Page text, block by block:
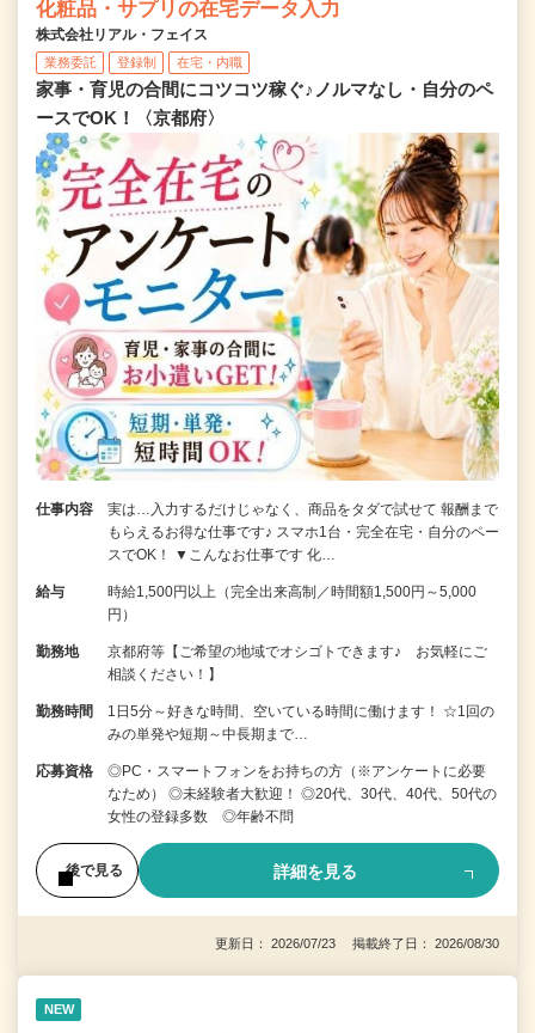
化粧品・サプリの在宅データ入力
株式会社リアル・フェイス
業務委託 登録制 在宅・内職
家事・育児の合間にコツコツ稼ぐ♪ノルマなし・自分のペ
ースでOK！〈京都府〉
仕事内容
実は…入力するだけじゃなく、商品をタダで試せて 報酬まで
もらえるお得な仕事です♪ スマホ1台・完全在宅・自分のペー
スでOK！ ▼こんなお仕事です 化…
給与
時給1,500円以上（完全出来高制／時間額1,500円～5,000
円）
勤務地
京都府等【ご希望の地域でオシゴトできます♪ お気軽にご
相談ください！】
勤務時間
1日5分～好きな時間、空いている時間に働けます！ ☆1回の
みの単発や短期～中長期まで…
応募資格
◎PC・スマートフォンをお持ちの方（※アンケートに必要
なため） ◎未経験者大歓迎！ ◎20代、30代、40代、50代の
女性の登録多数 ◎年齢不問
後で見る 詳細を見る
更新日： 2026/07/23 掲載終了日： 2026/08/30
NEW